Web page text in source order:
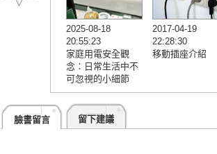
2025-08-18
20:55:23
家庭用電安全觀
念：日常生活中不
可忽視的小細節
2017-04-19
22:28:30
移動插座介紹
臉書留言 留下建議